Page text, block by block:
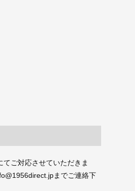
ご対応させていただきま
までご連絡下